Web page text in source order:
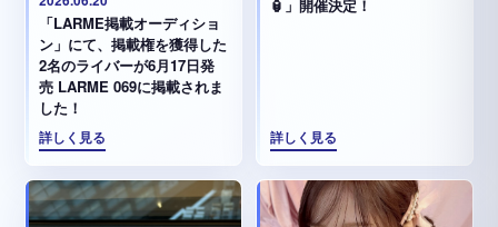
「LARME掲載オーディショ
ン」にて、掲載権を獲得した
2名のライバーが6月17日発
売 LARME 069に掲載されま
した！
詳しく見る
🏮」開催決定！
詳しく見る